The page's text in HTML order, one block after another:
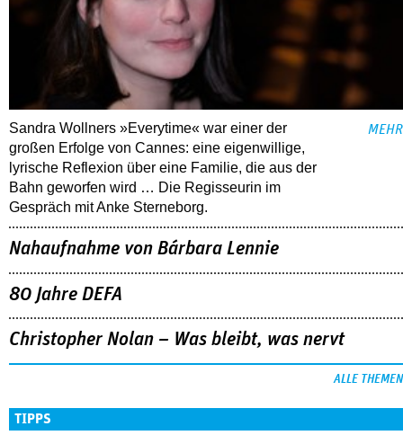
Sandra Wollners »Everytime« war einer der
großen Erfolge von Cannes: eine eigenwillige,
lyrische Reflexion über eine ­Familie, die aus der
Bahn geworfen wird … Die Regisseurin im
Gespräch mit Anke Sterneborg.
MEHR
Nahaufnahme von Bárbara Lennie
80 Jahre DEFA
Christopher Nolan – Was bleibt, was nervt
ALLE THEMEN
TIPPS